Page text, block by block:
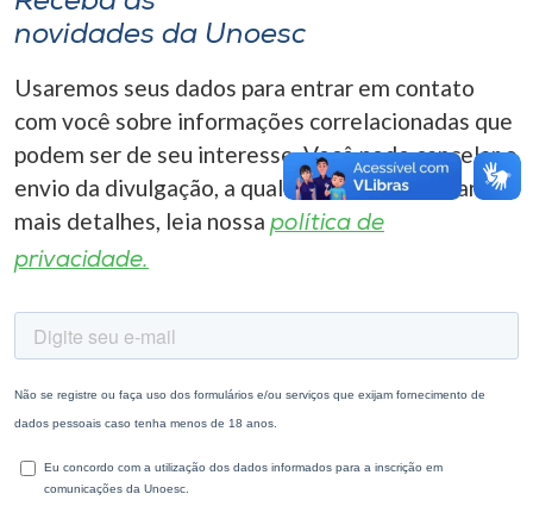
A-
novidades da Unoesc
Usaremos seus dados para entrar em contato
com você sobre informações correlacionadas que
podem ser de seu interesse. Você pode cancelar o
envio da divulgação, a qualquer momento. Para
mais detalhes, leia nossa política de
privacidade.